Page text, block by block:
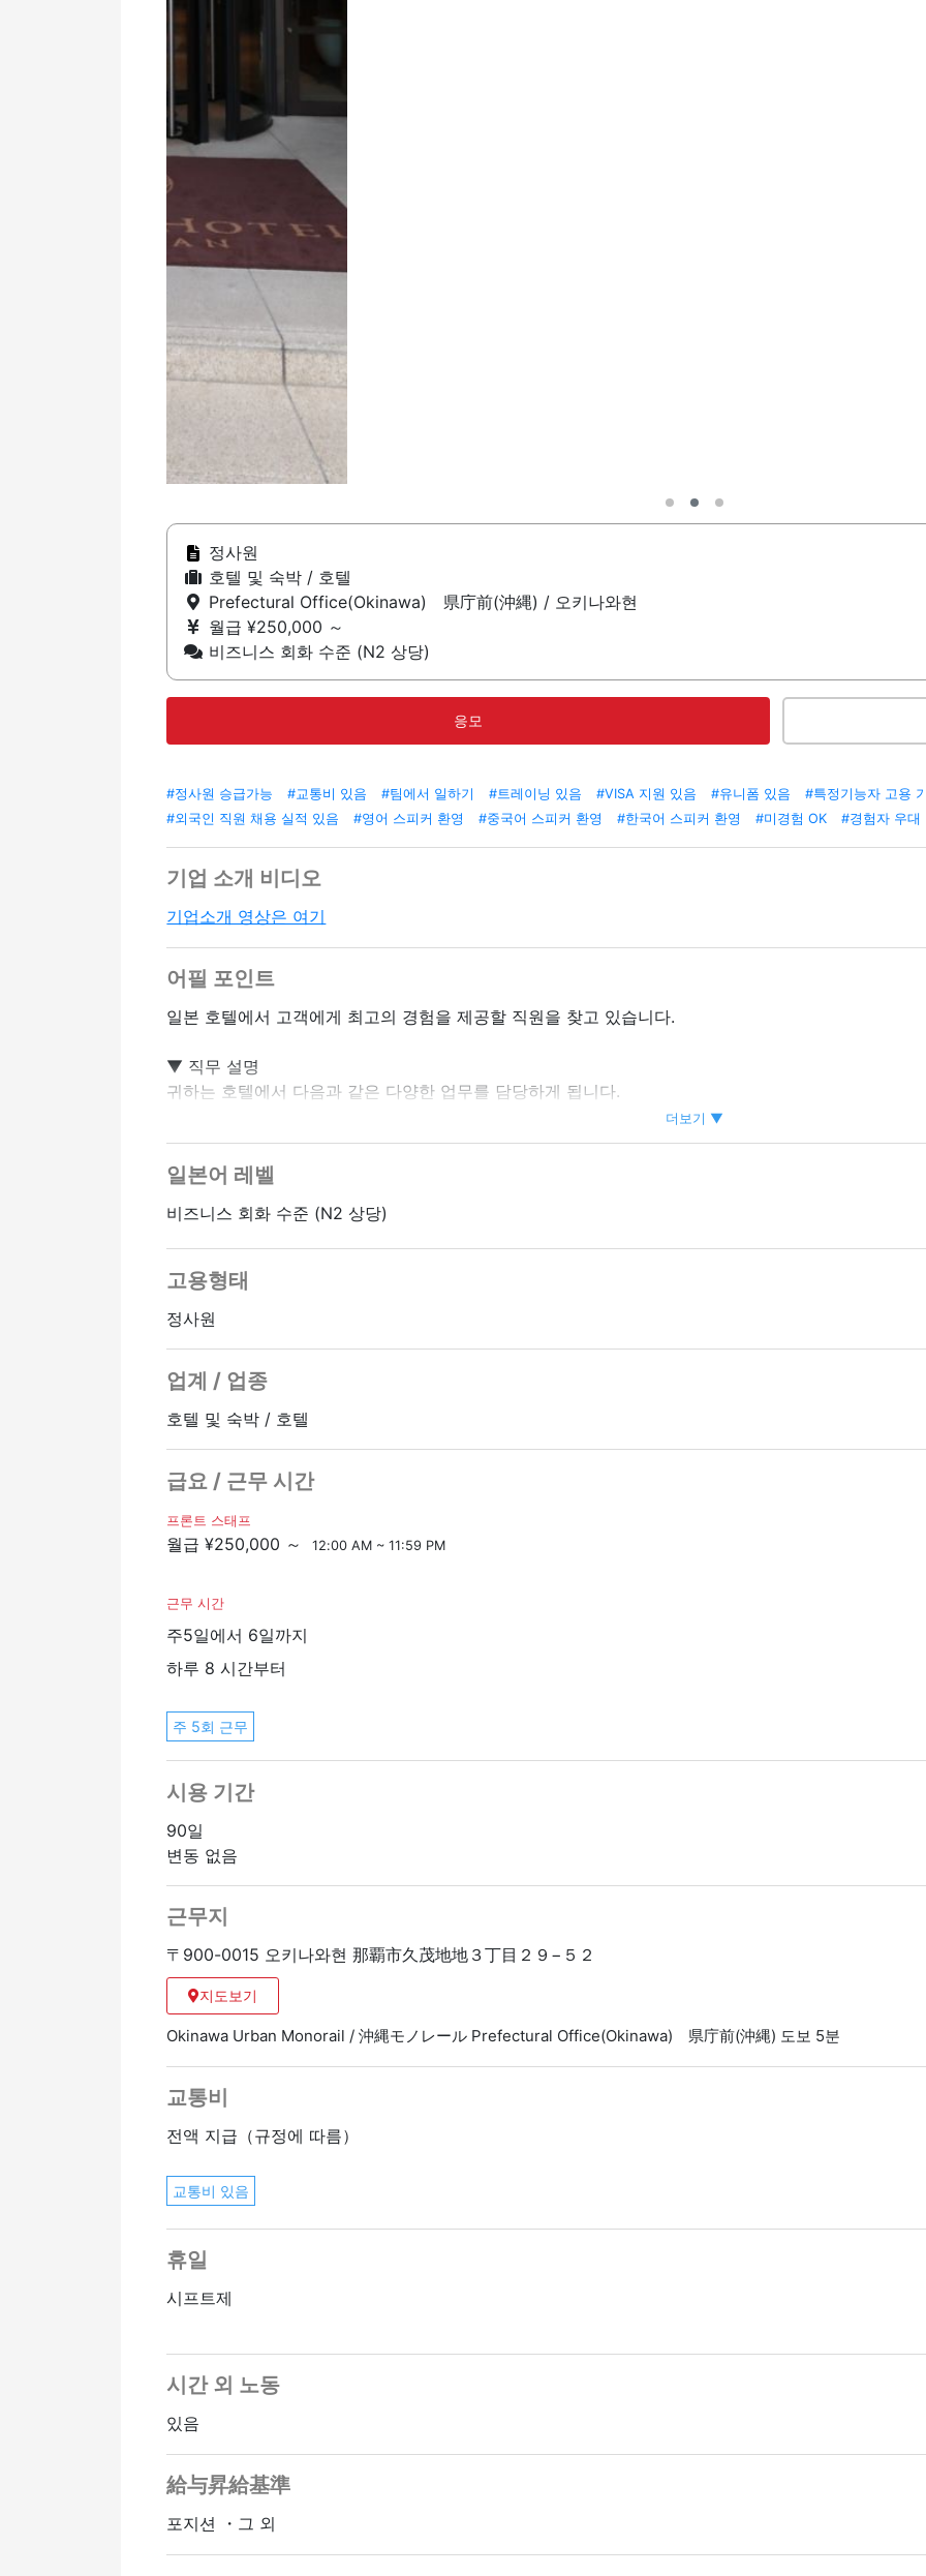
정사원
호텔 및 숙박 / 호텔
Prefectural Office(Okinawa) 県庁前(沖縄) / 오키나와현
월급 ¥250,000 ～
비즈니스 회화 수준 (N2 상당)
응모
#정사원 승급가능 #교통비 있음 #팀에서 일하기 #트레이닝 있음 #VISA 지원 있음 #유니폼 있음
#특정기능자 고용
#외국인 직원 채용 실적 있음
#영어 스피커 환영 #중국어 스피커 환영 #한국어 스피커 환영 #미경험 OK #경험자 우대
기업 소개 비디오
기업소개 영상은 여기
어필 포인트
일본 호텔에서 고객에게 최고의 경험을 제공할 직원을 찾고 있습니다.
▼ 직무 설명
귀하는 호텔에서 다음과 같은 다양한 업무를 담당하게 됩니다.
・벨 작업 (고객 수하물 운송, 사내 안내 등)
・컨시어지 서비스 (관광 정보, 레스토랑 예약 등)
・예약 업무 (숙박 예약 접수/관리 등)
・일본어 능력 시험 N2 이상의 일본어 능력 [필수]
・중국어, 한국어, 영어를 모국어민 또는 비즈니스 수준으로 구사하는 사람을 환영합니다.
・월 급여: 25만 엔
・식사 수당: 월 10,000엔
・보너스: 개인의 능력에 따라 지급이 있습니다 (입사 후 약 3년)
・급여 인상: 예
・하루 근무 시간: 8시간
▼ 입사 시기
더보기 ▼
일본어 레벨
비즈니스 회화 수준 (N2 상당)
고용형태
정사원
업계 / 업종
호텔 및 숙박 / 호텔
급요 / 근무 시간
프론트 스태프
월급 ¥250,000 ～ 12:00 AM ~ 11:59 PM
근무 시간
주5일에서 6일까지
하루 8 시간부터
주 5회 근무
시용 기간
90일
변동 없음
근무지
〒900-0015 오키나와현 那覇市久茂地地３丁目２９−５２
지도보기
Okinawa Urban Monorail / 沖縄モノレール Prefectural Office(Okinawa) 県庁前(沖縄) 도보 5분
교통비
전액 지급（규정에 따름）
교통비 있음
휴일
시프트제
시간 외 노동
있음
給与昇給基準
포지션 ・그 외